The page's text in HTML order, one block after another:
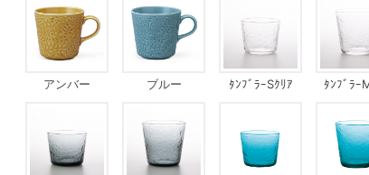
アンバー ブルー ﾀﾝﾌﾞﾗｰSｸﾘｱ ﾀﾝﾌﾞﾗｰ